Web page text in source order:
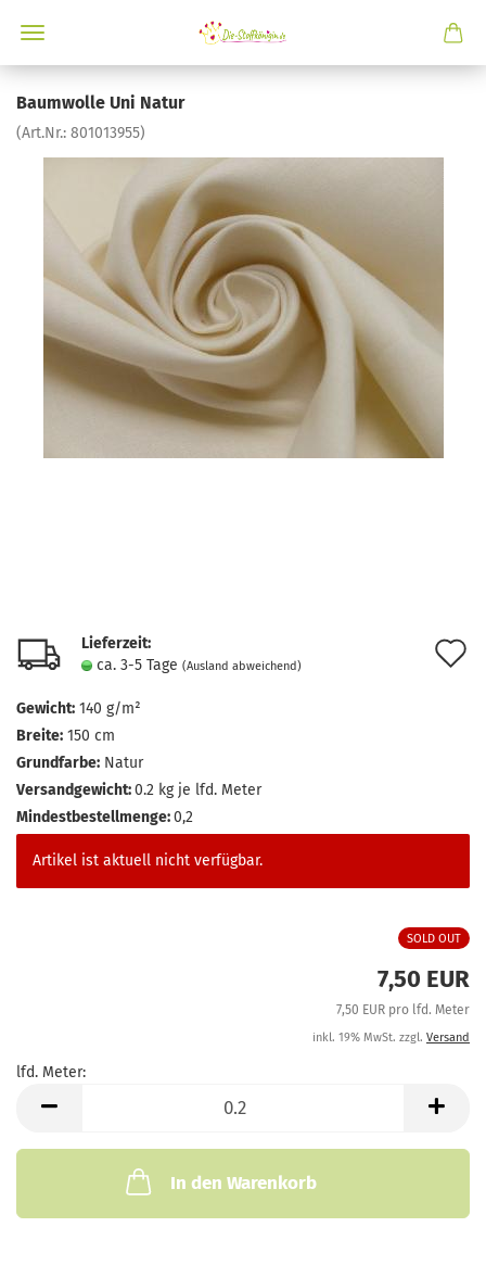
Baumwolle Uni Natur
(Art.Nr.: 801013955)
Lieferzeit:
ca. 3-5 Tage (Ausland abweichend)
Gewicht: 140 g/m²
Breite: 150 cm
Grundfarbe: Natur
Versandgewicht:0.2 kg je lfd. Meter
Mindestbestellmenge:0,2
Artikel ist aktuell nicht verfügbar.
SOLD OUT
7,50 EUR
7,50 EUR pro lfd. Meter
inkl. 19% MwSt. zzgl. Versand
lfd. Meter:
Meter
In den Warenkorb